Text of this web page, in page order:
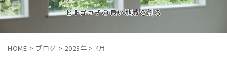
ヒトゴコチの良い地域を創る
HOME > ブログ > 2023年 > 4月